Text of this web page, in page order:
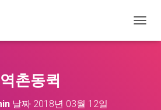
비
역촌동퀵
날짜 2018년 03월 12일